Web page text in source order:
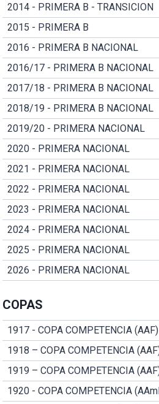
2014 - PRIMERA B - TRANSICION
2015 - PRIMERA B
2016 - PRIMERA B NACIONAL
2016/17 - PRIMERA B NACIONAL
2017/18 - PRIMERA B NACIONAL
2018/19 - PRIMERA B NACIONAL
2019/20 - PRIMERA NACIONAL
2020 - PRIMERA NACIONAL
2021 - PRIMERA NACIONAL
2022 - PRIMERA NACIONAL
2023 - PRIMERA NACIONAL
2024 - PRIMERA NACIONAL
2025 - PRIMERA NACIONAL
2026 - PRIMERA NACIONAL
COPAS
1917 - COPA COMPETENCIA (AAF)
1918 – COPA COMPETENCIA
1919 – COPA COMPETENCIA
1920 - COPA COMPETENCIA